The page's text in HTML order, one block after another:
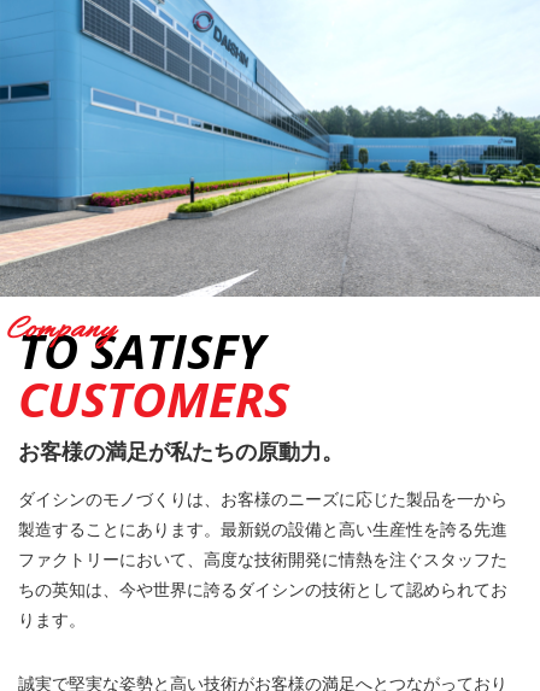
TO SATISFY
CUSTOMERS
お客様の満足が私たちの原動力。
ダイシンのモノづくりは、お客様のニーズに応じた製品を一から
製造することにあります。最新鋭の設備と高い生産性を誇る先進
ファクトリーにおいて、高度な技術開発に情熱を注ぐスタッフた
ちの英知は、今や世界に誇るダイシンの技術として認められてお
ります。
誠実で堅実な姿勢と高い技術がお客様の満足へとつながっており